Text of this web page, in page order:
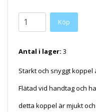
Köp
Antal i lager: 3
Starkt och snyggt
Flätad vid handtag och
detta koppel är mjukt